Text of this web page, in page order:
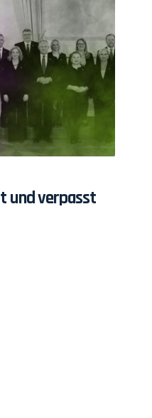
und verpasst